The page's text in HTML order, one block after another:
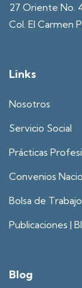
27 Oriente No.
Col. El Carmen
Links
Nosotros
Servicio Social
Prácticas
Convenios
Bolsa de Trabajo
Publicaciones |
Blog